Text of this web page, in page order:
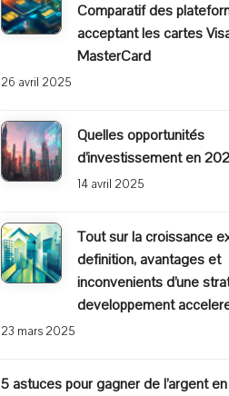
Comparatif des
acceptant les cartes
MasterCard
26 avril 2025
Quelles opportunités
d’investissement en
14 avril 2025
Tout sur la croissance
definition, avantages et
inconvenients d’une
developpement
23 mars 2025
5 astuces pour gagner de l’argent